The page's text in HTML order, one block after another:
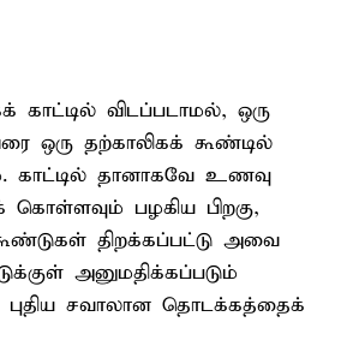
காட்டில் விடப்படாமல், ஒரு
ஒரு தற்காலிகக் கூண்டில்
காட்டில் தானாகவே உணவு
கொள்ளவும் பழகிய பிறகு,
திறக்கப்பட்டு அவை
அனுமதிக்கப்படும்
புதிய சவாலான தொடக்கத்தைக்